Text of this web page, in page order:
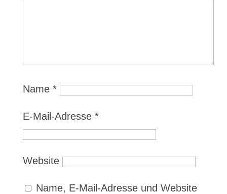
Name *
E-Mail-Adresse *
Website
Name, E-Mail-Adresse und Website